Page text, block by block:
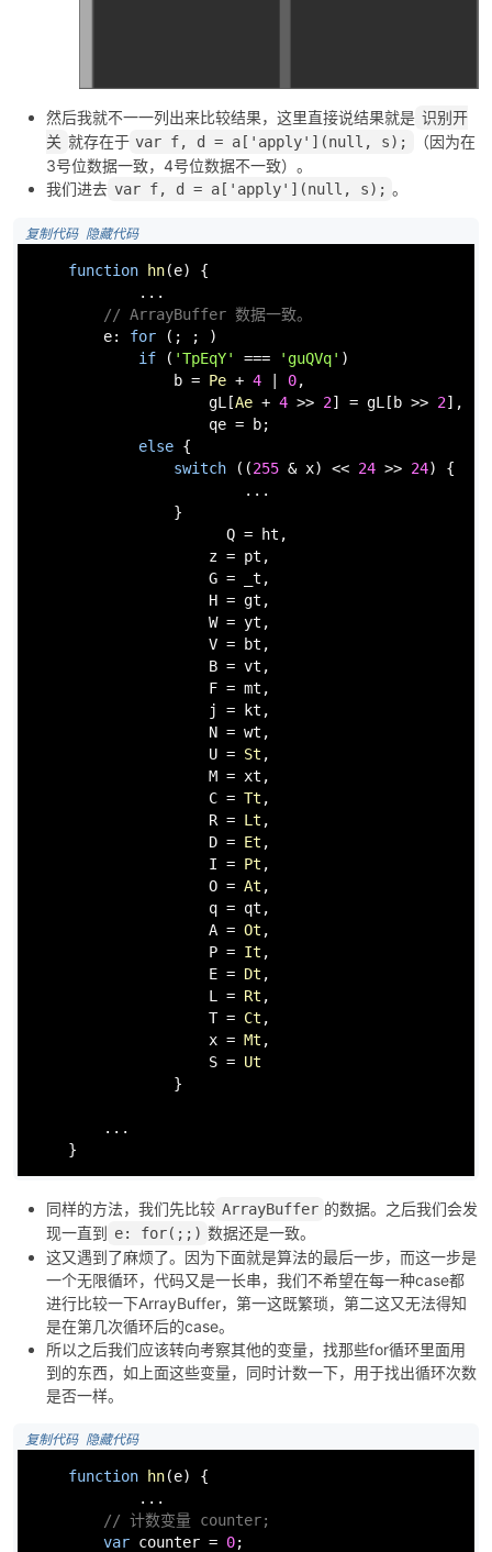
然后我就不一一列出来比较结果，这里直接说结果就是 识别开
关 就存在于 var f, d = a['apply'](null, s);
（因为在
3号位数据一致，4号位数据不一致）。
我们进去 var f, d = a['apply'](null, s); 。
复制代码 隐藏代码
function hn(e) {
...
// ArrayBuffer 数据一致。
e: for (; ; )
if ( 'TpEqY' === 'guQVq' )
b = Pe + 4 0,
gL[Ae + 4 >> 2] = gL[b >> 2],
qe = b;
else {
switch ((255 & x) << 24 >> 24) {
...
}
Q = ht,
z = pt,
G = _t,
H = gt,
W = yt,
V = bt,
B = vt,
F = mt,
j = kt,
N = wt,
U = St ,
M = xt,
C = Tt ,
R = Lt ,
D = Et ,
I = Pt ,
O = At ,
q = qt,
A = Ot ,
P = It ,
E = Dt ,
L = Rt ,
T = Ct ,
x = Mt ,
S = Ut
}
...
}
同样的方法，我们先比较 ArrayBuffer 的数据。之后我们会发
现一直到 e: for(;;) 数据还是一致。
这又遇到了麻烦了。因为下面就是算法的最后一步，而这一步是
一个无限循环，代码又是一长串，我们不希望在每一种case都
进行比较一下ArrayBuffer，第一这既繁琐，第二这又无法得知
是在第几次循环后的case。
所以之后我们应该转向考察其他的变量，找那些for循环里面用
到的东西，如上面这些变量，同时计数一下，用于找出循环次数
是否一样。
复制代码 隐藏代码
function hn(e) {
...
// 计数变量 counter;
var counter = 0;